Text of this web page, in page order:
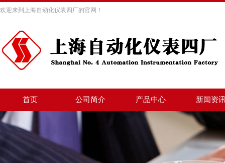
欢迎来到上海自动化仪表四厂的官网！
首页 公司简介 产品中心 新闻资